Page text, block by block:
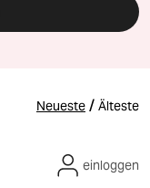
Neueste / Älteste
einloggen